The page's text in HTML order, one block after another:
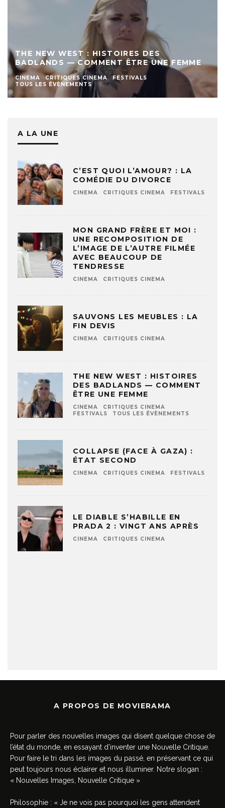
THE NEW WEST : HISTOIRES DES
BADLANDS — COMMENT ÊTRE UNE FEMME
CINEMA CRITIQUES CINEMA
FESTIVALS
TOUS LES ÉVÈNEMENTS
A LA UNE
C’EST QUOI L’AMOUR? : LA
COMÉDIE DU DIVORCE
CINEMA CRITIQUES CINEMA FESTIVALS
MON GRAND FRÈRE ET MOI :
UNE RECOMPOSITION DE
L’IMAGE DE L’AUTRE FILMÉE
AVEC BEAUCOUP DE
TENDRESSE
CINEMA CRITIQUES CINEMA
SAUVONS LES MEUBLES : LA
FIN DEVIS
CINEMA CRITIQUES CINEMA
THE NEW WEST : HISTOIRES
DES BADLANDS — COMMENT
ÊTRE UNE FEMME
CINEMA
CRITIQUES CINEMA
FESTIVALS
TOUS LES ÉVÈNEMENTS
COLLAPSE (FACE À GAZA) :
ÉTAT SECOND
CINEMA CRITIQUES CINEMA FESTIVALS
LE DIABLE S’HABILLE EN
PRADA 2 : VINGT ANS APRÈS
CINEMA CRITIQUES CINEMA
A PROPOS DE MOVIERAMA
Pour parler des nouvelles images qui disent quelque chose de
l’état du monde, en essayant d’inventer une Nouvelle Critique.
Pour faire le tri dans les images du passé, en préservant ce qui
peut toujours nous éclairer et nous illuminer. Notre slogan :
« Nouvelles Images, Nouvelle Critique »
Philosophie : « Je ne vois pas pourquoi les gens attendent